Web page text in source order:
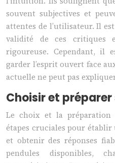
souvent subjectives et
attentes de l’utilisateur. Il
validité de ces critiques
rigoureuse. Cependant, il
garder l’esprit ouvert face
actuelle ne peut pas
Choisir et
Le choix et la préparation
étapes cruciales pour
et obtenir des réponses
pendules disponibles,